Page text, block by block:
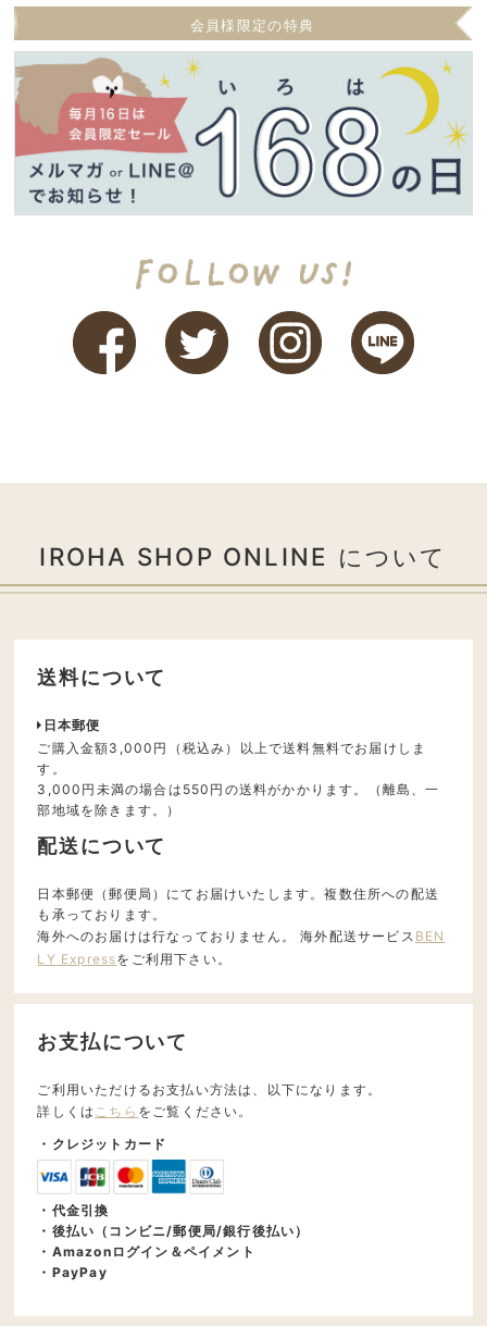
会員様限定の特典
IROHA SHOP ONLINE について
送料について
日本郵便
ご購入金額3,000円（税込み）以上で送料無料でお届けしま
す。
3,000円未満の場合は550円の送料がかかります。（離島、一
部地域を除きます。）
配送について
日本郵便（郵便局）にてお届けいたします。複数住所への配送
も承っております。
海外へのお届けは行なっておりません。 海外配送サービス BEN
LY Expressをご利用下さい。
お支払について
ご利用いただけるお支払い方法は、以下になります。
詳しくは こちら をご覧ください。
・クレジットカード
・代金引換
・後払い（コンビニ/郵便局/銀行後払い）
・Amazonログイン＆ペイメント
・PayPay